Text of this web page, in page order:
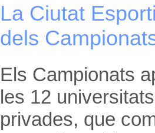
La Ciutat
dels
Els Campionats
les 12
privades, que